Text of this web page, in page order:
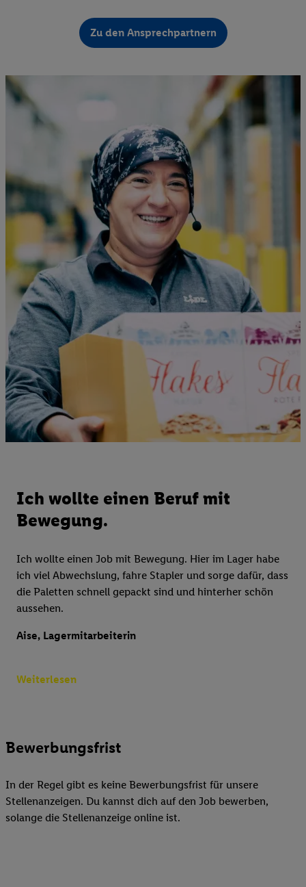
Zu den Ansprechpartnern
Ich wollte einen Beruf mit
Bewegung.
Ich wollte einen Job mit Bewegung. Hier im Lager habe
ich viel Abwechslung, fahre Stapler und sorge dafür, dass
die Paletten schnell gepackt sind und hinterher schön
aussehen.
Aise, Lagermitarbeiterin
Weiterlesen
Bewerbungsfrist
In der Regel gibt es keine Bewerbungsfrist für unsere
Stellenanzeigen. Du kannst dich auf den Job bewerben,
solange die Stellenanzeige online ist.